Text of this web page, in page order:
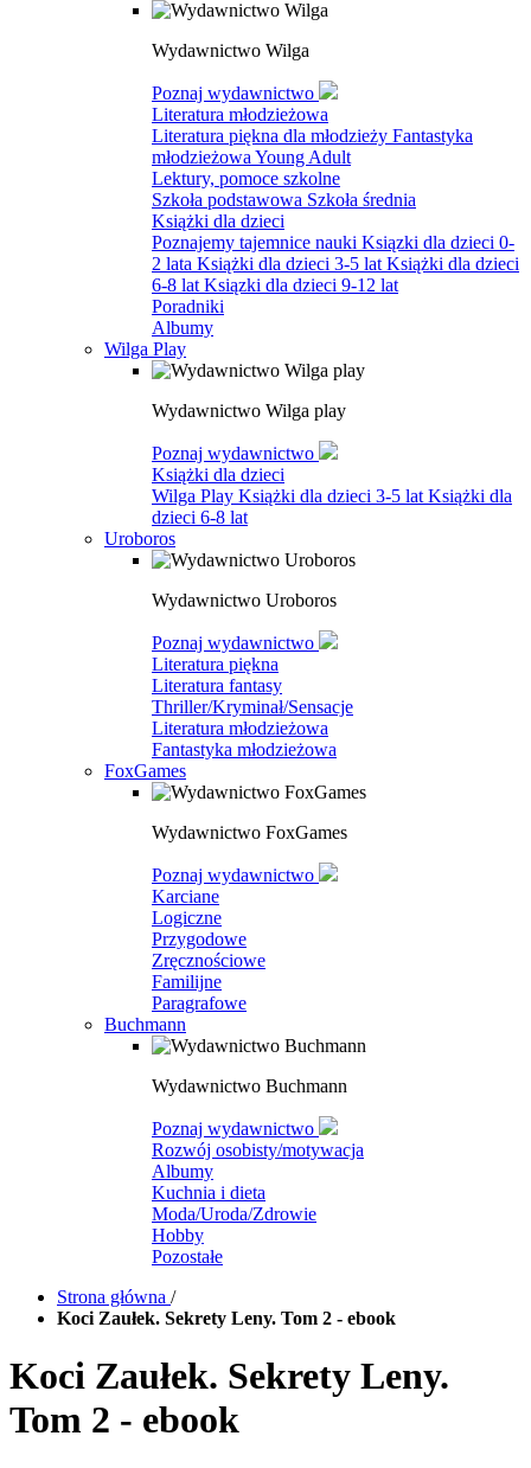
Wydawnictwo Wilga
Poznaj wydawnictwo
Literatura młodzieżowa
Literatura piękna dla młodzieży Fantastyka
młodzieżowa Young Adult
Lektury, pomoce szkolne
Szkoła podstawowa Szkoła średnia
Książki dla dzieci
Poznajemy tajemnice nauki Ksiązki dla dzieci 0-
2 lata Książki dla dzieci 3-5 lat Książki dla dzieci
6-8 lat Ksiązki dla dzieci 9-12 lat
Poradniki
Albumy
Wilga Play
Wydawnictwo Wilga play
Poznaj wydawnictwo
Książki dla dzieci
Wilga Play Książki dla dzieci 3-5 lat Książki dla
dzieci 6-8 lat
Uroboros
Wydawnictwo Uroboros
Poznaj wydawnictwo
Literatura piękna
Literatura fantasy
Thriller/Kryminał/Sensacje
Literatura młodzieżowa
Fantastyka młodzieżowa
FoxGames
Wydawnictwo FoxGames
Poznaj wydawnictwo
Karciane
Logiczne
Przygodowe
Zręcznościowe
Familijne
Paragrafowe
Buchmann
Wydawnictwo Buchmann
Poznaj wydawnictwo
Rozwój osobisty/motywacja
Albumy
Kuchnia i dieta
Moda/Uroda/Zdrowie
Hobby
Pozostałe
Strona główna /
Koci Zaułek. Sekrety Leny. Tom 2 - ebook
Koci Zaułek. Sekrety Leny.
Tom 2 - ebook